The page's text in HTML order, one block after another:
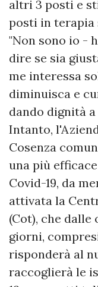
altri 3 posti e
posti in terapia
"Non sono io -
dire se sia
me interessa
diminuisca e
dando dignità
Intanto,
Cosenza
una più
Covid-19, da
attivata la
(Cot), che
giorni,
risponderà al
raccoglierà le